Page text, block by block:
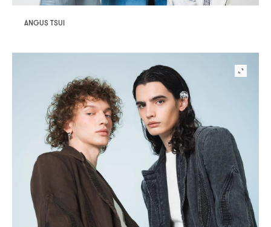
ANGUS TSUI